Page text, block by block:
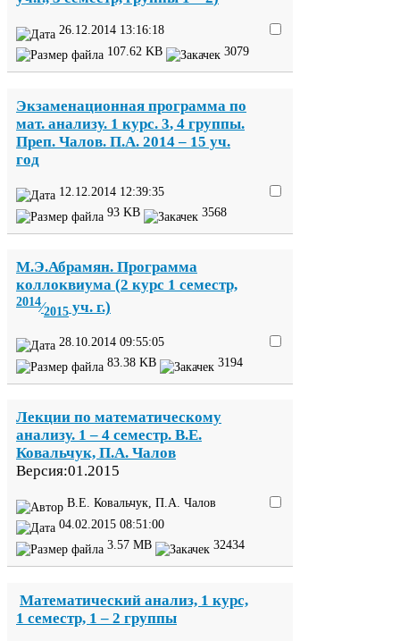
26.12.2014 13:16:18
107 62 KB 3079
Экзаменационная программа по
мат. анализу. 1 курс. 3, 4 группы.
Преп. Чалов. П.А. 2014– 15 уч.
год
12 12 2014 12:39:35
93 KB 3568
М.Э.Абрамян. Программа
коллоквиума (2 курс 1 семестр,
2014⁄2015 уч. г.)
28 10 2014 09:55:05
83.38 KB 3194
Лекции по математическому
анализу. 1 – 4 семестр. В.Е.
Ковальчук, П.А. Чалов
Версия:01.2015
В.Е. Ковальчук, П.А. Чалов
04 02 2015 08:51:00
3.57 MB 32434
Математический анализ, 1 курс,
1 семестр, 1 – 2 группы